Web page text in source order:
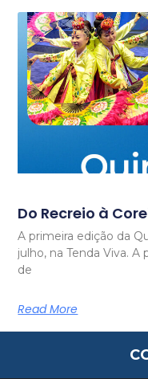
Do Recreio à
A primeira edição da
julho, na Tenda Viva.
de
Read More